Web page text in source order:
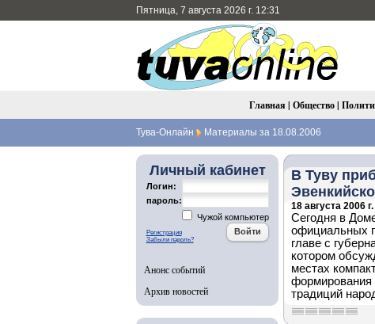
Пятница, 7 августа 2026 г. 12:31
Главная | Общество|
Тува-Онлайн Материалы за 18.08.2006
Личный кабинет
Логин:
пароль:
Чужой компьютер
Регистрация
Забыли пароль?
Анонс событий
Архив новостей
В Туву
18 августа 2006 г.
Сегодня в
официальных
главе с
котором
местах
формирования
традиций